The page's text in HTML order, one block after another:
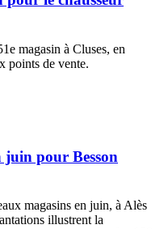
magasin à Cluses, en
points de vente.
juin pour Besson
magasins en juin, à Alès
illustrent la